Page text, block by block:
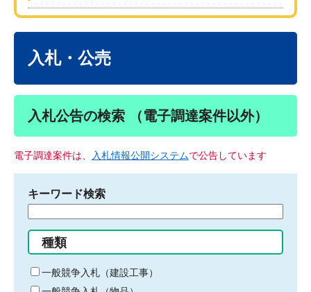
入札・公売
入札公告の検索 （電子調達案件以外）
電子調達案件は、 入札情報公開システムで公告しています
キーワード検索
る
キ
ー
種類
一般競争入札（建設工事）